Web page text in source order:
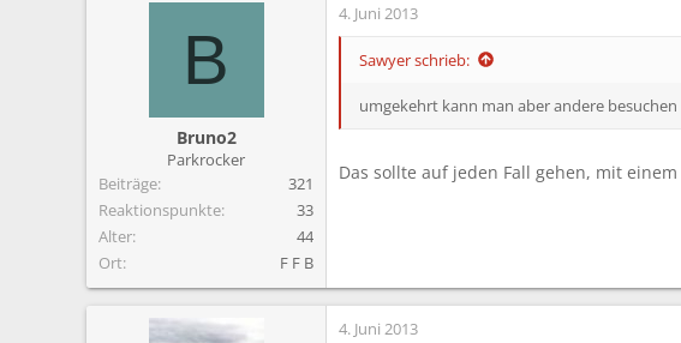
B
Bruno2
Parkrocker
Beiträge
321
Reaktionspunkte
33
Alter
44
Ort
F F B
4. Juni 2013
Sawyer schrieb:
umgekehrt kann man aber andere besuchen
Das sollte auf jeden Fall gehen, mit
4. Juni 2013